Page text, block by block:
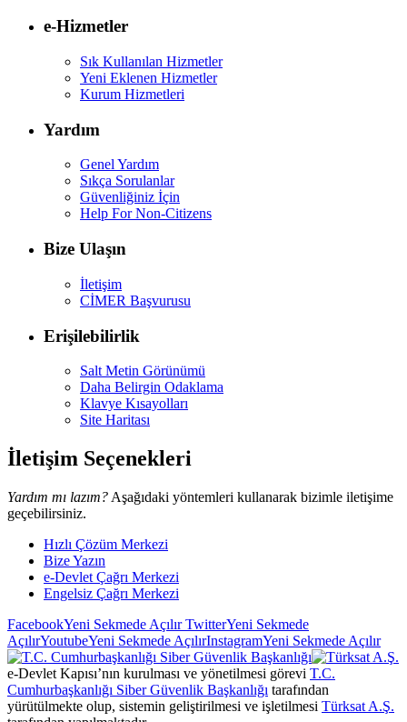
e-Hizmetler
Sık Kullanılan Hizmetler
Yeni Eklenen Hizmetler
Kurum Hizmetleri
Yardım
Genel Yardım
Sıkça Sorulanlar
Güvenliğiniz İçin
Help For Non-Citizens
Bize Ulaşın
İletişim
CİMER Başvurusu
Erişilebilirlik
Salt Metin Görünümü
Daha Belirgin Odaklama
Klavye Kısayolları
Site Haritası
İletişim Seçenekleri
Yardım mı lazım? Aşağıdaki yöntemleri kullanarak bizimle iletişime
geçebilirsiniz.
Hızlı Çözüm Merkezi
Bize Yazın
e-Devlet Çağrı Merkezi
Engelsiz Çağrı Merkezi
FacebookYeni Sekmede AçılırTwitterYeni Sekmede
AçılırYoutubeYeni Sekmede AçılırInstagramYeni Sekmede Açılır
e-Devlet Kapısı’nın kurulması ve yönetilmesi görevi T.C.
Cumhurbaşkanlığı Siber Güvenlik Başkanlığı tarafından
yürütülmekte olup, sistemin geliştirilmesi ve işletilmesi Türksat A.Ş.